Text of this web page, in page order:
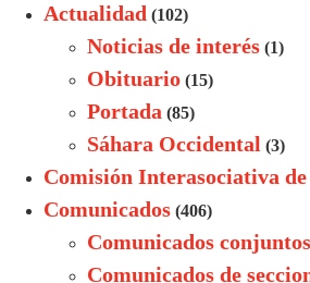
Actualidad (102)
Noticias de interés (1)
Obituario (15)
Portada (85)
Sáhara Occidental (3)
Comisión Interasociativa
Comunicados (406)
Comunicados conjuntos
Comunicados de